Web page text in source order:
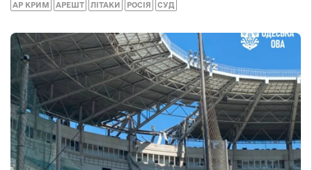
АР КРИМ АРЕШТ ЛІТАКИ РОСІЯ СУД